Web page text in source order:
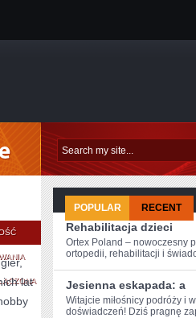
AKTUALNOŚCI
I
NOWOŚCI
lat
POPULAR RECENT
Rehabilitacja dzieci
Ortex Poland – nowoczesny
ortopedii, rehabilitacji i
Jesienna eskapada: a
Witajcie miłośnicy ⁣podróży i⁣
‌doświadczeń! Dziś ‍pragnę